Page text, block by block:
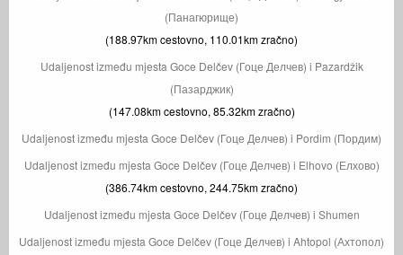
(Панагюрище)
(188.97km cestovno, 110.01km zračno)
Udaljenost između mjesta Goce Delčev (Гоце Делчев) i Pazardžik
(Пазарджик)
(147.08km cestovno, 85.32km zračno)
Udaljenost između mjesta Goce Delčev (Гоце Делчев) i Pordim (Пордим)
Udaljenost između mjesta Goce Delčev (Гоце Делчев) i Elhovo (Елхово)
(386.74km cestovno, 244.75km zračno)
Udaljenost između mjesta Goce Delčev (Гоце Делчев) i Shumen
Udaljenost između mjesta Goce Delčev (Гоце Делчев) i Ahtopol (Ахтопол)